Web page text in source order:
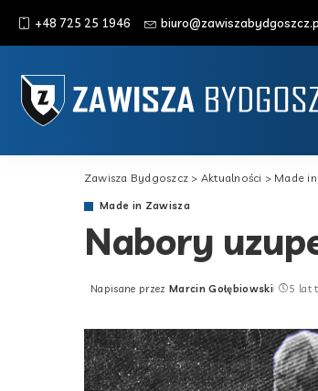
+48 725 25 1946
Zawisza Bydgoszcz > Aktualności > Made
Made in Zawisza
Nabory
Posted
Napisane przez Marcin Gołębiowski 5 lat